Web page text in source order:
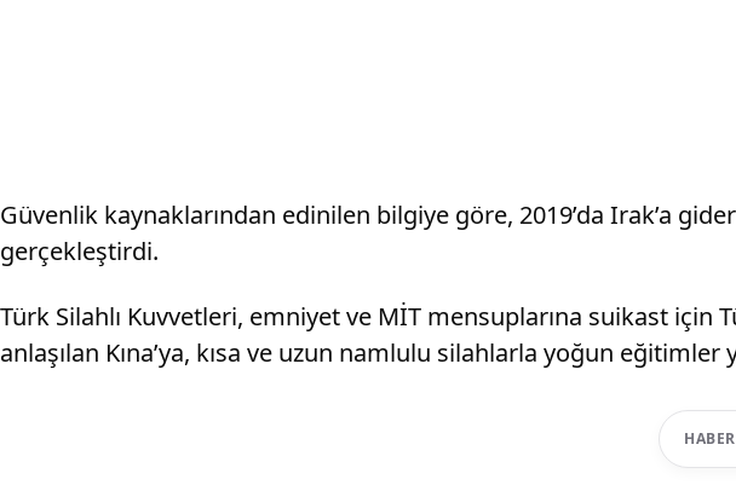
Güvenlik kaynaklarından edinilen bilgiye göre, 2019’da Irak’a
gerçekleştirdi.
Türk Silahlı Kuvvetleri, emniyet ve MİT mensuplarına suikast için
anlaşılan Kına’ya, kısa ve uzun namlulu silahlarla yoğun